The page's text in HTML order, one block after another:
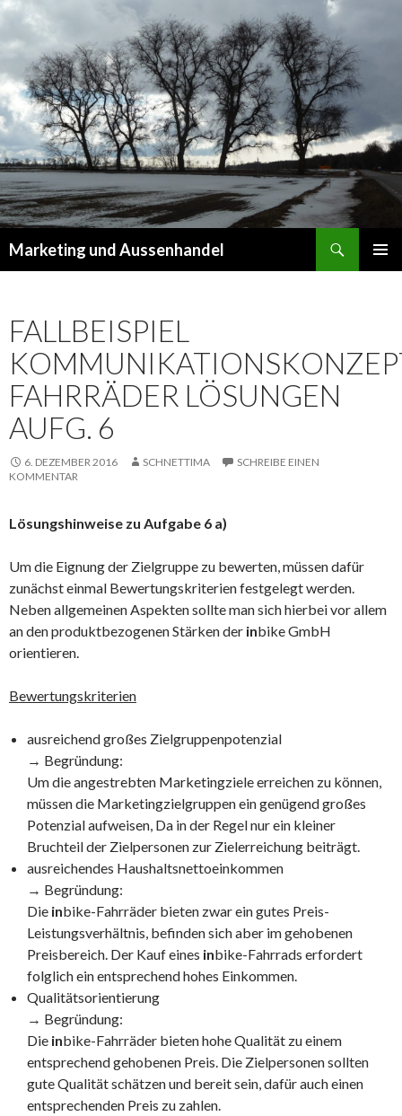
Marketing und Aussenhandel
FALLBEISPIEL
FAHRRÄDER LÖSUNGEN
AUFG. 6
6. DEZEMBER 2016 SCHNETTIMA
SCHREIBE EINEN
KOMMENTAR
Lösungshinweise zu Aufgabe 6 a)
Um die Eignung der Zielgruppe zu bewerten, müssen dafür
zunächst einmal Bewertungskriterien festgelegt werden.
Neben allgemeinen Aspekten sollte man sich hierbei vor allem
an den produktbezogenen Stärken der inbike GmbH
orientieren.
Bewertungskriterien
ausreichend großes Zielgruppenpotenzial
→ Begründung:
Um die angestrebten Marketingziele erreichen zu können,
müssen die Marketingzielgruppen ein genügend großes
Potenzial aufweisen, Da in der Regel nur ein kleiner
Bruchteil der Zielpersonen zur Zielerreichung beiträgt.
ausreichendes Haushaltsnettoeinkommen
→ Begründung:
Die inbike-Fahrräder bieten zwar ein gutes Preis-
Leistungsverhältnis, befinden sich aber im gehobenen
Preisbereich. Der Kauf eines inbike-Fahrrads erfordert
folglich ein entsprechend hohes Einkommen.
Qualitätsorientierung
→ Begründung:
Die inbike-Fahrräder bieten hohe Qualität zu einem
entsprechend gehobenen Preis. Die Zielpersonen sollten
gute Qualität schätzen und bereit sein, dafür auch einen
entsprechenden Preis zu zahlen.